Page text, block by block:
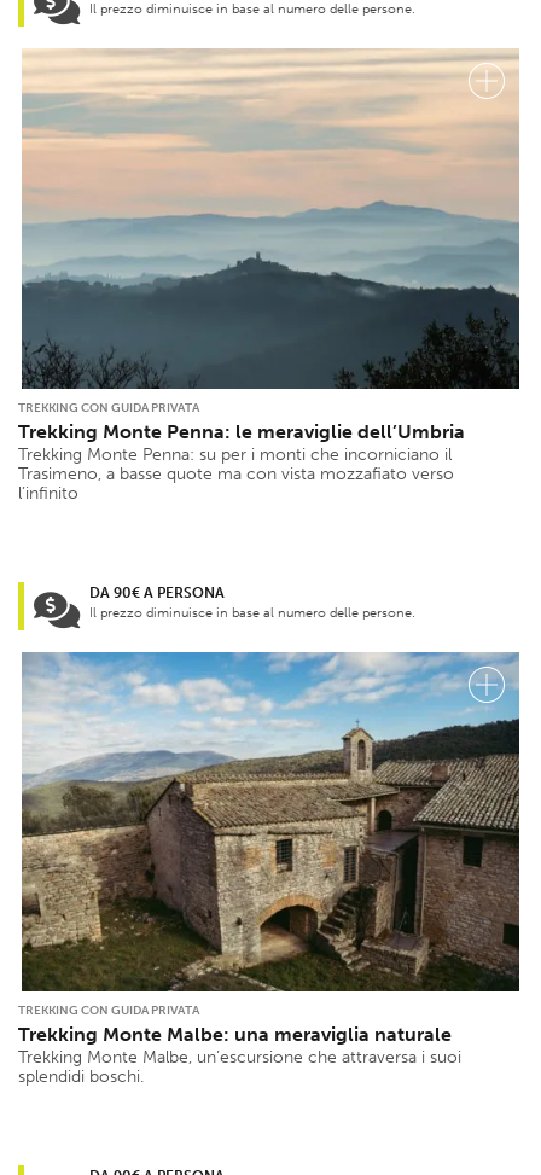
Il prezzo diminuisce in base al numero delle persone.
TREKKING CON GUIDA PRIVATA
Trekking Monte Penna: le meraviglie dell’Umbria
Trekking Monte Penna: su per i monti che incorniciano il
Trasimeno, a basse quote ma con vista mozzafiato verso
l’infinito
DA 90€ A PERSONA
Il prezzo diminuisce in base al numero delle persone.
TREKKING CON GUIDA PRIVATA
Trekking Monte Malbe: una meraviglia naturale
Trekking Monte Malbe, un’escursione che attraversa i suoi
splendidi boschi.